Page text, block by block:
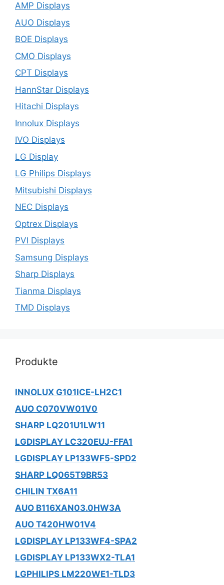
AMP Displays
AUO Displays
BOE Displays
CMO Displays
CPT Displays
HannStar Displays
Hitachi Displays
Innolux Displays
IVO Displays
LG Display
LG Philips Displays
Mitsubishi Displays
NEC Displays
Optrex Displays
PVI Displays
Samsung Displays
Sharp Displays
Tianma Displays
TMD Displays
Produkte
INNOLUX G101ICE-LH2C1
AUO C070VW01V0
SHARP LQ201U1LW11
LGDISPLAY LC320EUJ-FFA1
LGDISPLAY LP133WF5-SPD2
SHARP LQ065T9BR53
CHILIN TX6A11
AUO B116XAN03.0HW3A
AUO T420HW01V4
LGDISPLAY LP133WF4-SPA2
LGDISPLAY LP133WX2-TLA1
LGPHILIPS LM220WE1-TLD3